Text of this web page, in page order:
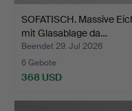
SOFATISCH. Massive
mit Glasablage da…
Beendet 29. Jul 2026
6 Gebote
368 USD